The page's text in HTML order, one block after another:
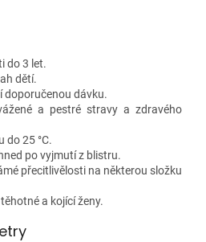
do 3 let.
dětí.
doporučenou dávku.
a pestré stravy a zdravého
do 25 °C.
po vyjmutí z blistru.
přecitlivělosti na některou složku
a kojící ženy.